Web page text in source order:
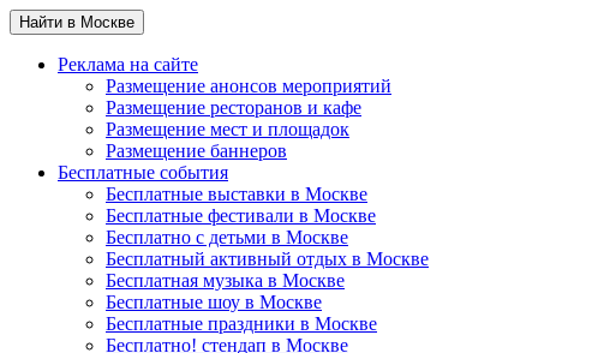
Найти в Москве
Реклама на сайте
Размещение анонсов мероприятий
Размещение ресторанов и кафе
Размещение мест и площадок
Размещение баннеров
Бесплатные события
Бесплатные выставки в Москве
Бесплатные фестивали в Москве
Бесплатно с детьми в Москве
Бесплатный активный отдых в Москве
Бесплатная музыка в Москве
Бесплатные шоу в Москве
Бесплатные праздники в Москве
Бесплатно! стендап в Москве